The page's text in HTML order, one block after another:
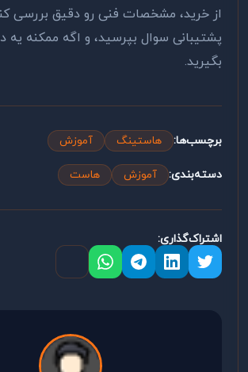
از خرید، مشخصات فنی رو دقیق بررسی
پشتیبانی سوال بپرسید، و اگه ممکنه یه
بگیرید.
برچسب‌ها: هاستینگ آموزش
دسته‌بندی: آموزش هاست
اشتراک‌گذاری: